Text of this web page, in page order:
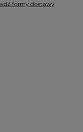
formy dostawy